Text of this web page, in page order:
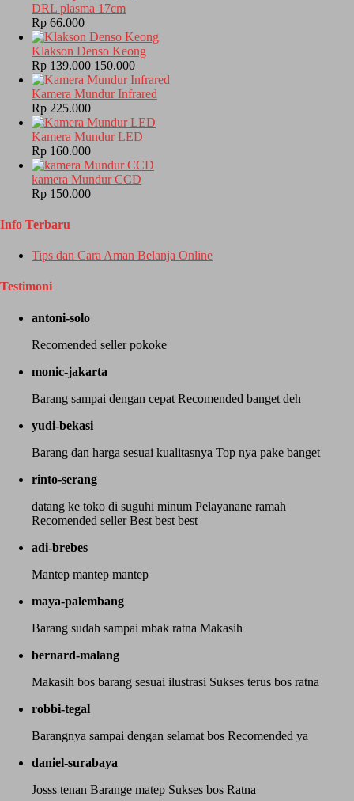
DRL plasma 17cm
Rp 66.000
Klakson Denso Keong
Rp 139.000 150.000
Kamera Mundur Infrared
Rp 225.000
Kamera Mundur LED
Rp 160.000
kamera Mundur CCD
Rp 150.000
Info Terbaru
Tips dan Cara Aman Belanja Online
Testimoni
antoni-solo
Recomended seller pokoke
monic-jakarta
Barang sampai dengan cepat Recomended banget deh
yudi-bekasi
Barang dan harga sesuai kualitasnya Top nya pake banget
rinto-serang
datang ke toko di suguhi minum Pelayanane ramah
Recomended seller Best best best
adi-brebes
Mantep mantep mantep
maya-palembang
Barang sudah sampai mbak ratna Makasih
bernard-malang
Makasih bos barang sesuai ilustrasi Sukses terus bos ratna
robbi-tegal
Barangnya sampai dengan selamat bos Recomended ya
daniel-surabaya
Josss tenan Barange matep Sukses bos Ratna